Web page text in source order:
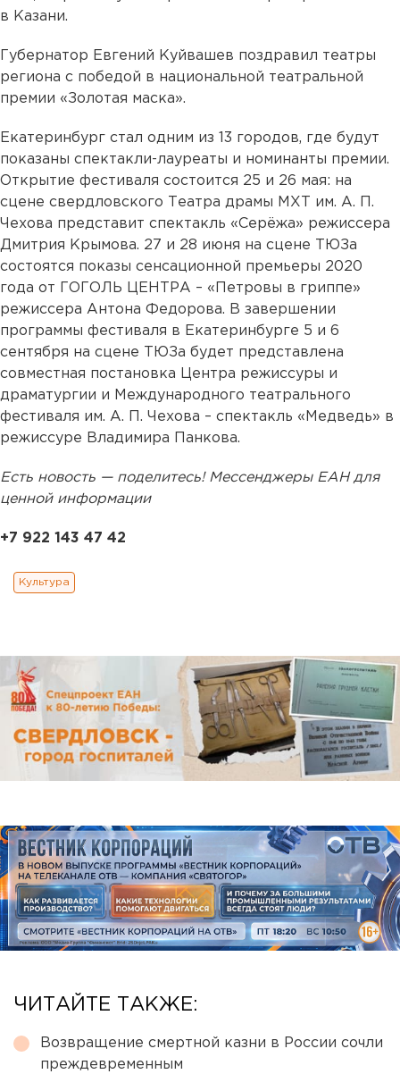
в Казани.
Губернатор Евгений Куйвашев поздравил театры
региона с победой в национальной театральной
премии «Золотая маска».
Екатеринбург стал одним из 13 городов, где будут
показаны спектакли-лауреаты и номинанты премии.
Открытие фестиваля состоится 25 и 26 мая: на
сцене свердловского Театра драмы МХТ им. А. П.
Чехова представит спектакль «Серёжа» режиссера
Дмитрия Крымова. 27 и 28 июня на сцене ТЮЗа
состоятся показы сенсационной премьеры 2020
года от ГОГОЛЬ ЦЕНТРА – «Петровы в гриппе»
режиссера Антона Федорова. В завершении
программы фестиваля в Екатеринбурге 5 и 6
сентября на сцене ТЮЗа будет представлена
совместная постановка Центра режиссуры и
драматургии и Международного театрального
фестиваля им. А. П. Чехова – спектакль «Медведь» в
режиссуре Владимира Панкова.
Есть новость — поделитесь! Мессенджеры ЕАН для
ценной информации
+7 922 143 47 42
Культура
ЧИТАЙТЕ ТАКЖЕ:
Возвращение смертной казни в России сочли
преждевременным